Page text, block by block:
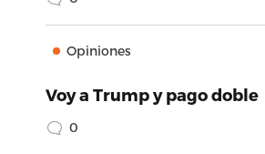
Opiniones
Voy a Trump y pago doble
0